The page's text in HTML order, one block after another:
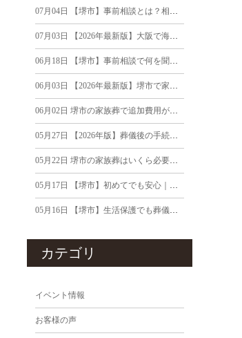
07月04日 【堺市】事前相談とは？相談するメリット・相談内容・費用まで葬儀社が徹底解説
07月03日 【2026年最新版】大阪で海洋散骨を行う流れ｜費用・流れを詳しく解説
06月18日 【堺市】事前相談で何を聞けばいい？葬儀社が伝える18の確認ポイント
06月03日 【2026年最新版】堺市で家族がご逝去｜死亡後24時間以内にやるべきこと
06月02日 堺市の家族葬で追加費用が発生するケースは？見積り前に知っておきたいポイント
05月27日 【2026年版】葬儀後の手続きと期限まとめ｜堺市で家族葬を終えたご遺族へ
05月22日 堺市の家族葬はいくら必要？｜20万円・40万円・60万円で行える内容の違い
05月17日 【堺市】初めてでも安心｜弔電の送り方・文例・マナーを葬儀社が解説
05月16日 【堺市】生活保護でも葬儀はできる？葬祭扶助の流れと注意点を葬儀社が解説
カテゴリ
イベント情報
お客様の声